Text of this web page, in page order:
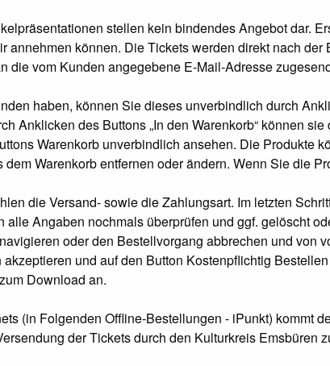
stellen kein bindendes Angebot dar.
annehmen können. Die Tickets werden direkt nach
die vom Kunden angegebene E-Mail-Adresse
haben, können Sie dieses unverbindlich durch
Anklicken des Buttons „In den Warenkorb“ können
Warenkorb unverbindlich ansehen. Die Produkte
dem Warenkorb entfernen oder ändern. Wenn Sie die
die Versand- sowie die Zahlungsart. Im letzten
Angaben nochmals überprüfen und ggf. gelöscht
oder den Bestellvorgang abbrechen und von
und auf den Button Kostenpflichtig
Download an.
(in Folgenden Offline-Bestellungen - iPunkt) kommt
der Tickets durch den Kulturkreis Emsbüren